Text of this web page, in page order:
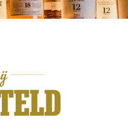
Millstone Oloroso Sherry
200ml
16,99